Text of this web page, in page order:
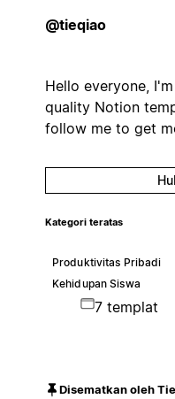
@tieqiao
Hello everyone,
quality Notion
follow me to get
Kategori teratas
Produktivitas Pribadi
Kehidupan Siswa
7 templat
Disematkan oleh